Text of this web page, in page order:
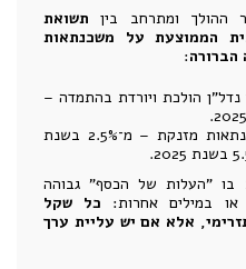
ההולך ומתרחב בין תשואת
הממוצעת על משכנתאות
הברורה:
הולכת ויורדת בהתמדה –
במקביל, הריבית על משכנתאות מזנקת – מ־2.5% בשנת
בו "העלות של הכסף" גבוהה
במילים אחרות: כל שקל
אלא אם יש עליית ערך